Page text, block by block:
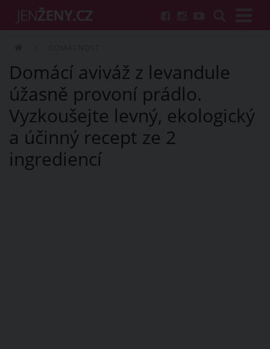
Domácí aviváž z levandule
úžasně provoní prádlo.
Vyzkoušejte levný, ekologický
a účinný recept ze 2
ingrediencí